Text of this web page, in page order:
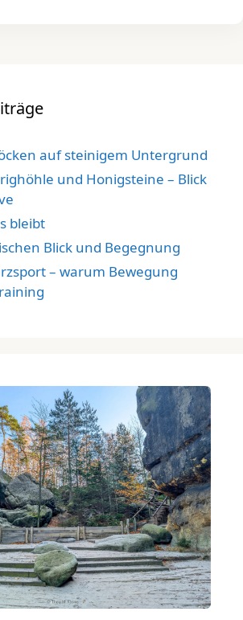
auf steinigem Untergrund
und Honigsteine – Blick
bleibt
Blick und Begegnung
– warum Bewegung